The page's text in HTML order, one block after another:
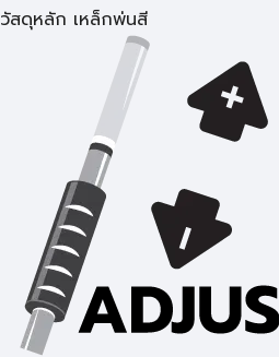
วัสดุหลัก เหล็กพ่นสี